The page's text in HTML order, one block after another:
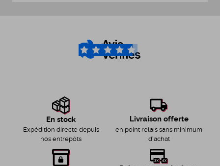
4.6/5
En stock
Expédition directe depuis
nos entrepôts
Livraison offerte
en point relais sans minimum
d'achat